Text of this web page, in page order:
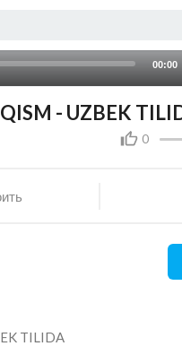
00:00
- UZBEK
0
TILIDA